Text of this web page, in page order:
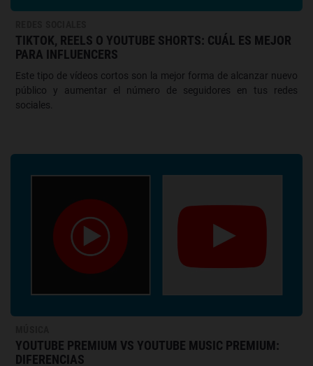
TIKTOK, REELS O YOUTUBE SHORTS: CUÁL ES MEJOR
PARA INFLUENCERS
Este tipo de vídeos cortos son la mejor forma de alcanzar nuevo
público y aumentar el número de seguidores en tus redes
sociales.
YOUTUBE PREMIUM VS YOUTUBE MUSIC PREMIUM:
DIFERENCIAS